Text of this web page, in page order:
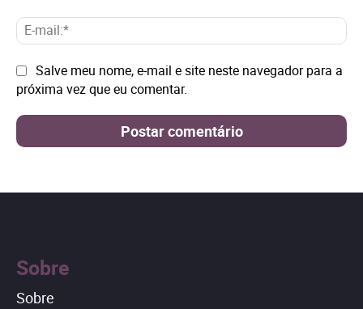
E-
Site: Salve meu nome, e-mail e site neste navegador para a
próxima vez que eu comentar.
Sobre
Sobre